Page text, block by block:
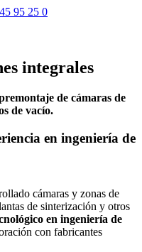
95 25 0
integrales
de cámaras de
de vacío.
en ingeniería de
cámaras y zonas de
de sinterización y otros
en ingeniería de
con fabricantes